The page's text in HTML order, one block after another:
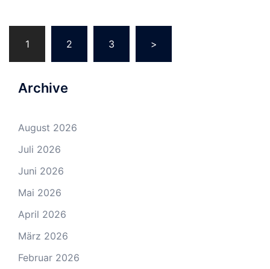
1 2 3 >
Archive
August 2026
Juli 2026
Juni 2026
Mai 2026
April 2026
März 2026
Februar 2026